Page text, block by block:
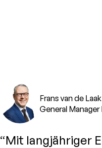
Frans van de Laak
General
“Mit langjähriger